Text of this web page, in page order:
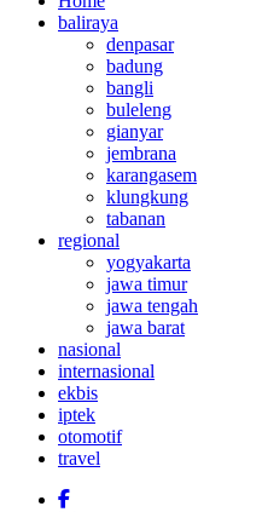
baliraya
denpasar
badung
bangli
buleleng
gianyar
jembrana
karangasem
klungkung
tabanan
regional
yogyakarta
jawa timur
jawa tengah
jawa barat
nasional
internasional
ekbis
iptek
otomotif
travel